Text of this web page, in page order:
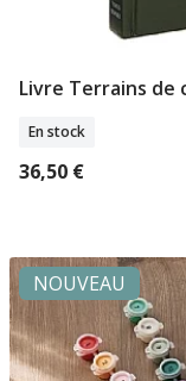
Livre Terrains de
En stock
36,50 €
NOUVEAU